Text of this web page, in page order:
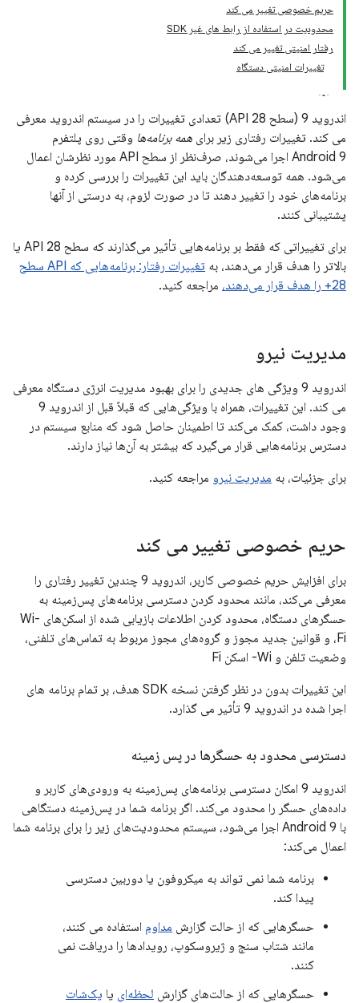
حریم خصوصی تغییر می کند
محدودیت در استفاده از رابط های غیر SDK
رفتار امنیتی تغییر می کند
تغییرات امنیتی دستگاه
اندروید 9 (سطح API 28) تعدادی تغییرات را در سیستم اندروید معرفی
می کند. تغییرات رفتاری زیر برای همه برنامه‌ها وقتی روی پلتفرم
Android 9 اجرا می‌شوند، صرف‌نظر از سطح API مورد نظرشان اعمال
می‌شود. همه توسعه‌دهندگان باید این تغییرات را بررسی کرده و
برنامه‌های خود را تغییر دهند تا در صورت لزوم، به درستی از آنها
پشتیبانی کنند.
برای تغییراتی که فقط بر برنامه‌هایی تأثیر می‌گذارند که سطح API 28 یا
بالاتر را هدف قرار می‌دهند، به
تغییرات رفتار: برنامه‌هایی که API سطح
28+ را هدف قرار می‌دهند،
مراجعه کنید.
مدیریت نیرو
اندروید 9 ویژگی های جدیدی را برای بهبود مدیریت انرژی دستگاه معرفی
می کند. این تغییرات، همراه با ویژگی‌هایی که قبلاً قبل از اندروید 9
وجود داشت، کمک می‌کند تا اطمینان حاصل شود که منابع سیستم در
دسترس برنامه‌هایی قرار می‌گیرد که بیشتر به آن‌ها نیاز دارند.
برای جزئیات، به مدیریت نیرو مراجعه کنید.
حریم خصوصی تغییر می کند
برای افزایش حریم خصوصی کاربر، اندروید 9 چندین تغییر رفتاری را
معرفی می‌کند، مانند محدود کردن دسترسی برنامه‌های پس‌زمینه به
حسگرهای دستگاه، محدود کردن اطلاعات بازیابی شده از اسکن‌های Wi-
Fi، و قوانین جدید مجوز و گروه‌های مجوز مربوط به تماس‌های تلفنی،
وضعیت تلفن و Wi- اسکن Fi
این تغییرات بدون در نظر گرفتن نسخه SDK هدف، بر تمام برنامه های
اجرا شده در اندروید 9 تأثیر می گذارد.
دسترسی محدود به حسگرها در پس زمینه
اندروید 9 امکان دسترسی برنامه‌های پس‌زمینه به ورودی‌های کاربر و
داده‌های حسگر را محدود می‌کند. اگر برنامه شما در پس‌زمینه دستگاهی
با Android 9 اجرا می‌شود، سیستم محدودیت‌های زیر را برای برنامه شما
اعمال می‌کند:
برنامه شما نمی تواند به میکروفون یا دوربین دسترسی
پیدا کند.
حسگرهایی که از حالت گزارش مداوم استفاده می کنند،
مانند شتاب سنج و ژیروسکوپ، رویدادها را دریافت نمی
کنند.
حسگرهایی که از حالت‌های گزارش لحظه‌ای یا یک‌شات